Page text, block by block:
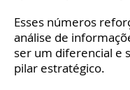
Esses números
análise de
ser um diferencial e
pilar estratégico.